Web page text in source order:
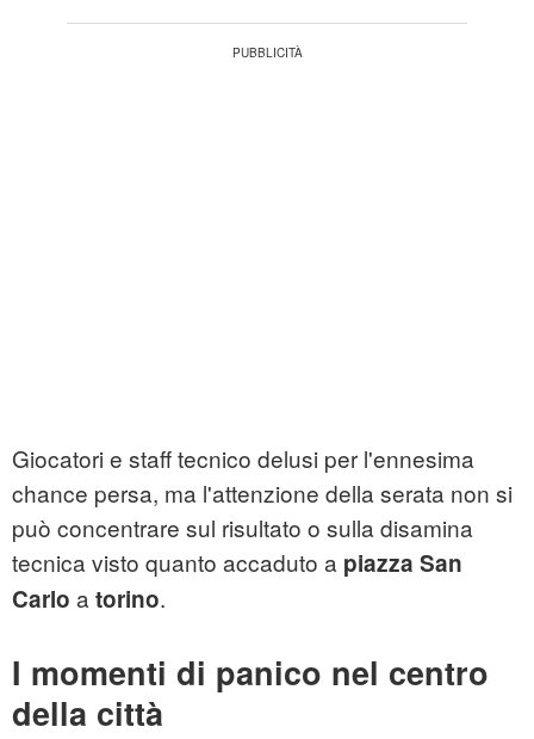
Giocatori e staff tecnico delusi per l'ennesima
chance persa, ma l'attenzione della serata non si
può concentrare sul risultato o sulla disamina
tecnica visto quanto accaduto a piazza San
Carlo a torino.
I momenti di panico nel centro
della città